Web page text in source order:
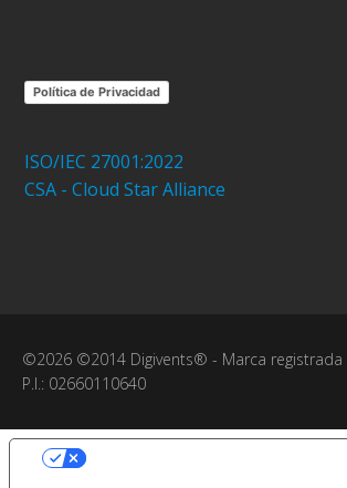
Política de Privacidad
ISO/IEC 27001:2022
CSA - Cloud Star Alliance
©2026 ©2014 Digivents® - Marca registrada
P.I.: 02660110640
Sus opciones de privacidad